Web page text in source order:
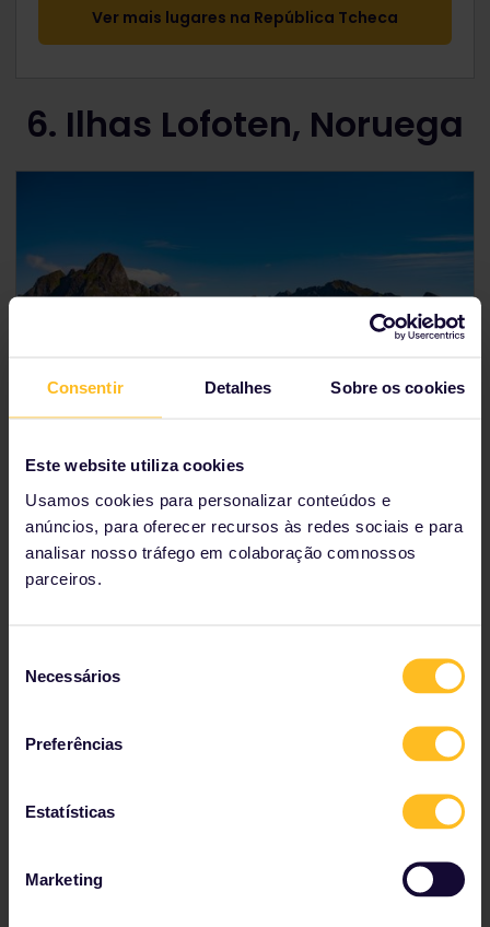
Consentir Detalhes Sobre os cookies
Este website utiliza cookies
Usamos cookies para personalizar conteúdos e
anúncios, para oferecer recursos às redes sociais e para
analisar nosso tráfego em colaboração comnossos
parceiros.
Necessários
Preferências
Estatísticas
Marketing
Ver mais lugares na República Tcheca
6. Ilhas Lofoten, Noruega
Por que ir?
Veja a natureza daNoruegano que ela tem de
melhor, com seus profundos fiordes e altas
sem fim e atividades ao ar livre.
Pegue uma balsa em Bodo, a estação ferroviária